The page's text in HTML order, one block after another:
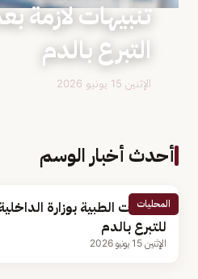
تنبيهات لازمة
التبرع بالدم
الإثنين 15 يونيو 2026
أحدث أخبار الوسم
المحليات
الخدمات الطبية بوزارة
للتبرع بالدم
الإثنين 15 يونيو 2026